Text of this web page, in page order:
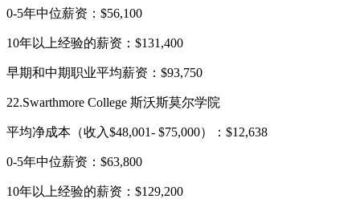
0-5年中位薪资：$56,100
10年以上经验的薪资：$131,400
早期和中期职业平均薪资：$93,750
22.Swarthmore College 斯沃斯莫尔学院
平均净成本（收入$48,001- $75,000）：$12,638
0-5年中位薪资：$63,800
10年以上经验的薪资：$129,200